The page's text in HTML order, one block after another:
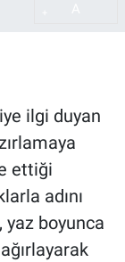
ilgi duyan
ettiği
adını
yaz boyunca